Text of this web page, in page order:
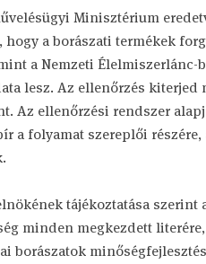
Minisztérium
hogy a borászati termékek
a Nemzeti
lesz. Az ellenőrzés
Az ellenőrzési rendszer
a folyamat szereplői
tájékoztatása
minden megkezdett
borászatok